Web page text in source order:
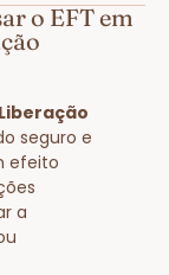
o EFT em
seguro e
efeito
a